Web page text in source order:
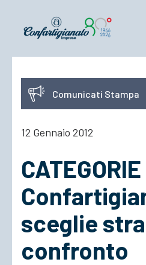
Notizie e Documenti
Confartigianato
Cosa Facciamo
Comunicati Stampa
12 Gennaio 2012
CATEGORIE
sceglie
confronto